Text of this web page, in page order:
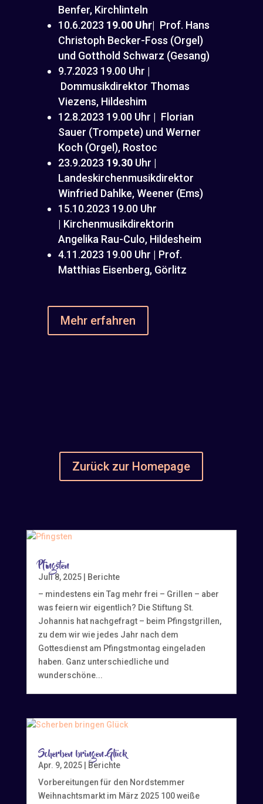
Benfer, Kirchlinteln
10.6.2023 19.00 Uhr| Prof. Hans
Christoph Becker-Foss (Orgel)
und Gotthold Schwarz (Gesang)
9.7.2023 19.00 Uhr |
Dommusikdirektor Thomas
Viezens, Hildeshim
12.8.2023 19.00 Uhr | Florian
Sauer (Trompete) und Werner
Koch (Orgel), Rostoc
23.9.2023 19.30Uhr |
Landeskirchenmusikdirektor
Winfried Dahlke, Weener (Ems)
15.10.2023 19.00 Uhr
| Kirchenmusikdirektorin
Angelika Rau-Culo, Hildesheim
4.11.2023 19.00 Uhr | Prof.
Matthias Eisenberg, Görlitz
Mehr erfahren
Zurück zur Homepage
Pfingsten
Juli 8, 2025|
Berichte
– mindestens ein Tag mehr frei – Grillen – aber
was feiern wir eigentlich? Die Stiftung St.
Johannis hat nachgefragt – beim Pfingstgrillen,
zu dem wir wie jedes Jahr nach dem
Gottesdienst am Pfingstmontag eingeladen
haben. Ganz unterschiedliche und
wunderschöne...
Scherben bringen Glück
Apr. 9, 2025|
Berichte
Vorbereitungen für den Nordstemmer
Weihnachtsmarkt im März 2025 100 weiße